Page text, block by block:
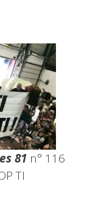
81 n° 116
TI